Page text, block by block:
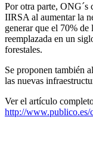
Por otra parte, ONG´s
IIRSA al aumentar la
generar que el 70% de
reemplazada en un
forestales.
Se proponen también
las nuevas
Ver el artículo
http://www.publico.es/